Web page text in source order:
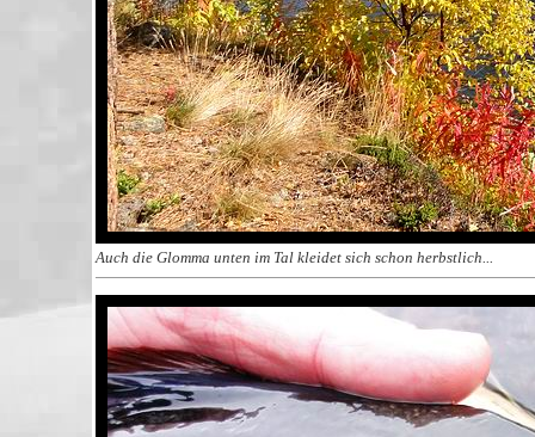
Auch die Glomma unten im Tal kleidet sich schon herbstlich...